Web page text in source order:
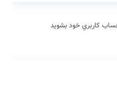
حساب كاربري خود بشويد